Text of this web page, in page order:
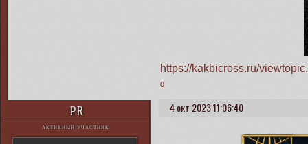
https://kakbicross.ru/
0
4 окт 2023 11:06:40
PR
АКТИВНЫЙ УЧАСТНИК